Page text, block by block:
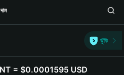
দাম
ঝুঁকি
= $0.0001595 USD